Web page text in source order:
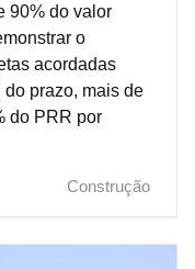
90% do valor
o
acordadas
do prazo, mais de
do PRR por
Construção